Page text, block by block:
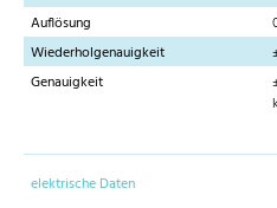
Auflösung
Wiederholgenauigkeit
Genauigkeit
elektrische Daten